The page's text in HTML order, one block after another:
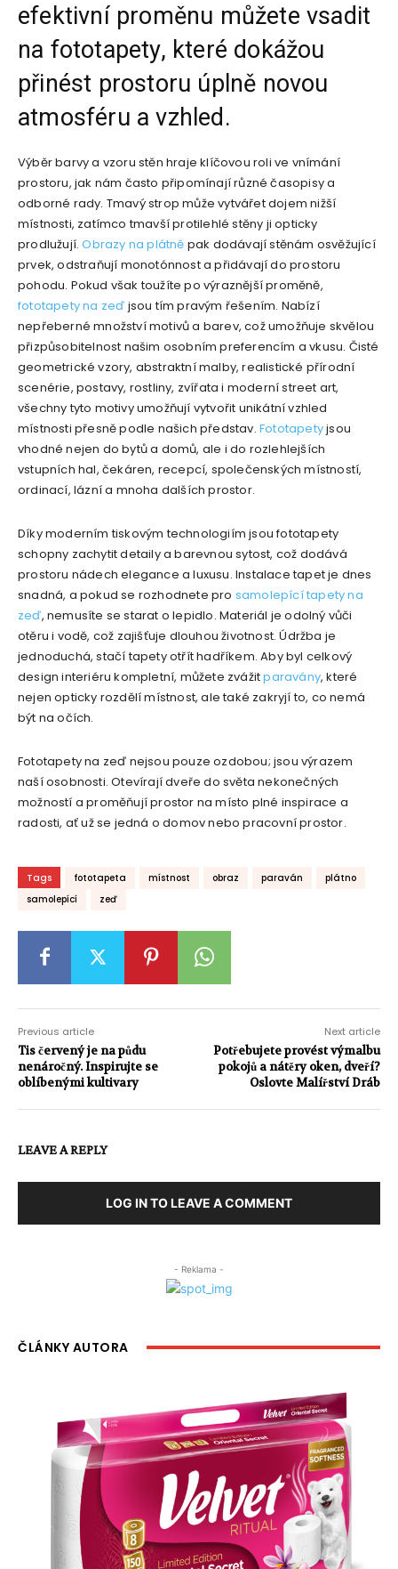
efektivní proměnu můžete vsadit
na fototapety, které dokážou
přinést prostoru úplně novou
atmosféru a vzhled.
Výběr barvy a vzoru stěn hraje klíčovou roli ve vnímání
prostoru, jak nám často připomínají různé časopisy a
odborné rady. Tmavý strop může vytvářet dojem nižší
místnosti, zatímco tmavší protilehlé stěny ji opticky
prodlužují.Obrazy na plátně pak dodávají stěnám osvěžující
prvek, odstraňují monotónnost a přidávají do prostoru
pohodu. Pokud však toužíte po výraznější proměně,
fototapety na zeď jsou tím pravým řešením. Nabízí
nepřeberné množství motivů a barev, což umožňuje skvělou
přizpůsobitelnost našim osobním preferencím a vkusu. Čisté
geometrické vzory, abstraktní malby, realistické přírodní
scenérie, postavy, rostliny, zvířata i moderní street art,
všechny tyto motivy umožňují vytvořit unikátní vzhled
místnosti přesně podle našich představ. Fototapetyjsou
vhodné nejen do bytů a domů, ale i do rozlehlejších
vstupních hal, čekáren, recepcí, společenských místností,
ordinací, lázní a mnoha dalších prostor.
Díky moderním tiskovým technologiím jsou fototapety
schopny zachytit detaily a barevnou sytost, což dodává
prostoru nádech elegance a luxusu. Instalace tapet je dnes
snadná, a pokud se rozhodnete pro samolepící tapety na
zeď, nemusíte se starat o lepidlo. Materiál je odolný vůči
otěru i vodě, což zajišťuje dlouhou životnost. Údržba je
jednoduchá, stačí tapety otřít hadříkem. Aby byl celkový
design interiéru kompletní, můžete zvážitparavány, které
nejen opticky rozdělí místnost, ale také zakryjí to, co nemá
být na očích.
Fototapety na zeď nejsou pouze ozdobou; jsou výrazem
naší osobnosti. Otevírají dveře do světa nekonečných
možností a proměňují prostor na místo plné inspirace a
radosti, ať už se jedná o domov nebo pracovní prostor.
Tags fototapeta místnost obraz paraván
plátno
samolepící
zeď
Previous article
Tis červený je na půdu
nenáročný. Inspirujte se
oblíbenými kultivary
Next article
Potřebujete provést výmalbu
pokojů a nátěry oken, dveří?
Oslovte Malířství Dráb
LEAVE A REPLY
LOG IN TO LEAVE A COMMENT
- Reklama -
ČLÁNKY AUTORA